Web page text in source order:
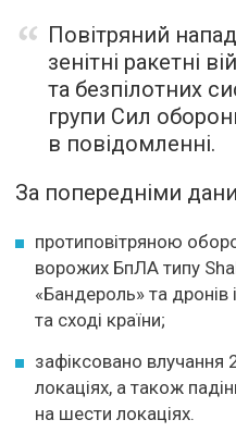
Повітряний
зенітні ракетні
та безпілотних
групи Сил
в повідомленні.
За попередніми
протиповітряною
ворожих БпЛА типу
«Бандероль» та дронів
та сході країни;
зафіксовано
локаціях, а також
на шести локаціях.